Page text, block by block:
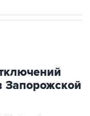
- Графики